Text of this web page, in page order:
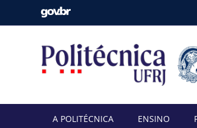
A POLITÉCNICA ENSINO